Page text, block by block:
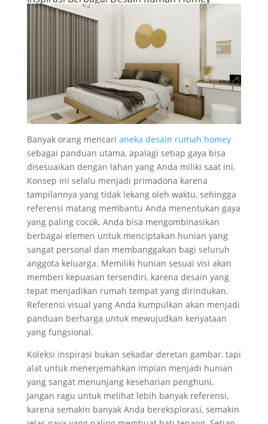
Banyak orang mencari aneka desain rumah homey
sebagai panduan utama, apalagi setiap gaya bisa
disesuaikan dengan lahan yang Anda miliki saat ini.
Konsep ini selalu menjadi primadona karena
tampilannya yang tidak lekang oleh waktu, sehingga
referensi matang membantu Anda menentukan gaya
yang paling cocok. Anda bisa mengombinasikan
berbagai elemen untuk menciptakan hunian yang
sangat personal dan membanggakan bagi seluruh
anggota keluarga. Memiliki hunian sesuai visi akan
memberi kepuasan tersendiri, karena desain yang
tepat menjadikan rumah tempat yang dirindukan.
Referensi visual yang Anda kumpulkan akan menjadi
panduan berharga untuk mewujudkan kenyataan
yang fungsional.
Koleksi inspirasi bukan sekadar deretan gambar, tapi
alat untuk menerjemahkan impian menjadi hunian
yang sangat menunjang keseharian penghuni.
Jangan ragu untuk melihat lebih banyak referensi,
karena semakin banyak Anda bereksplorasi, semakin